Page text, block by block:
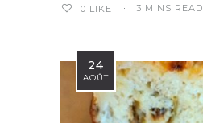
0 LIKE 3 MINS READ
24
AOÛT